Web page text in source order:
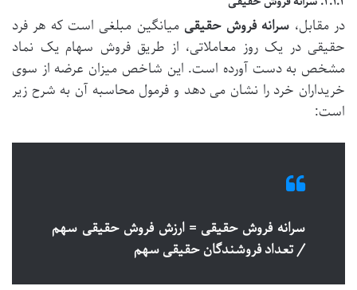
در مقابل، سرانه فروش حقیقی میانگین مبلغی است که هر فرد
حقیقی در یک روز معاملاتی، از طریق فروش سهام یک نماد
مشخص به دست آورده است. این شاخص میزان عرضه از سوی
خریداران خرد را نشان می دهد و فرمول محاسبه آن به شرح زیر
است:
سرانه فروش حقیقی = ارزش فروش حقیقی سهم
/ تعداد فروشندگان حقیقی سهم